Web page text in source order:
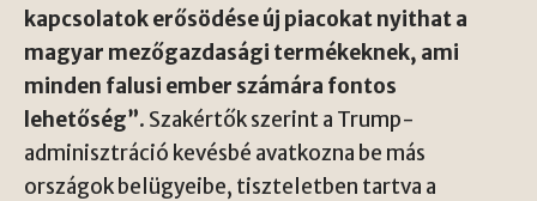
kapcsolatok erősödése új piacokat nyithat a
magyar mezőgazdasági termékeknek, ami
minden falusi ember számára fontos
lehetőség”. Szakértők szerint a Trump-
adminisztráció kevésbé avatkozna be más
országok belügyeibe, tiszteletben tartva a